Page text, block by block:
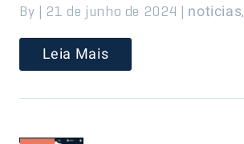
By | 21 de junho de 2024 | noticias,
Leia Mais